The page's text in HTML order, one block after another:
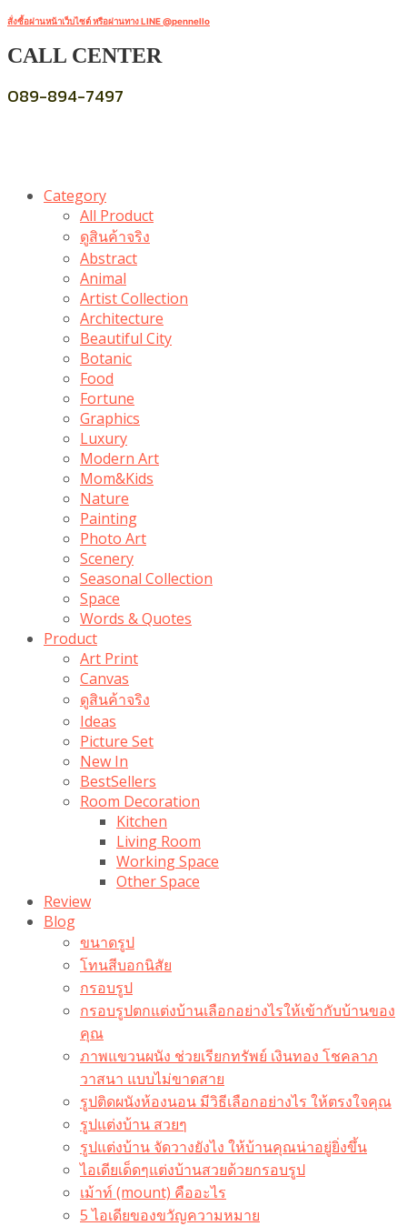
สั่งซื้อผ่านหน้าเว็บไซต์ หรือผ่านทาง LINE @pennello
CALL CENTER
089-894-7497
Category
All Product
ดูสินค้าจริง
Abstract
Animal
Artist Collection
Architecture
Beautiful City
Botanic
Food
Fortune
Graphics
Luxury
Modern Art
Mom&Kids
Nature
Painting
Photo Art
Scenery
Seasonal Collection
Space
Words & Quotes
Product
Art Print
Canvas
ดูสินค้าจริง
Ideas
Picture Set
New In
BestSellers
Room Decoration
Kitchen
Living Room
Working Space
Other Space
Review
Blog
ขนาดรูป
โทนสีบอกนิสัย
กรอบรูป
กรอบรูปตกแต่งบ้านเลือกอย่างไรให้เข้ากับบ้านของ
คุณ
ภาพแขวนผนัง ช่วยเรียกทรัพย์ เงินทอง โชคลาภ
วาสนา แบบไม่ขาดสาย
รูปติดผนังห้องนอน มีวิธีเลือกอย่างไร ให้ตรงใจคุณ
รูปแต่งบ้าน สวยๆ
รูปแต่งบ้าน จัดวางยังไง ให้บ้านคุณน่าอยู่ยิ่งขึ้น
ไอเดียเด็ดๆแต่งบ้านสวยด้วยกรอบรูป
เม้าท์ (mount) คืออะไร​
5 ไอเดียของขวัญความหมาย